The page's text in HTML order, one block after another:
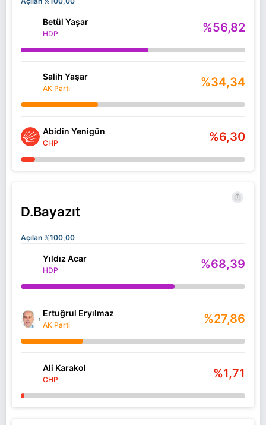
Betül Yaşar
HDP %56,82
Salih Yaşar
AK Parti %34,34
Abidin Yenigün
CHP %6,30
D.Bayazıt
Açılan %100,00
Yıldız Acar
HDP %68,39
Ertuğrul Eryılmaz
AK Parti %27,86
Ali Karakol
CHP %1,71